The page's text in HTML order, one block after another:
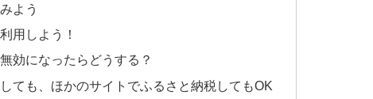
よう
用しよう！
効になったらどうする？
ても、ほかのサイトでふるさと納税してもOK